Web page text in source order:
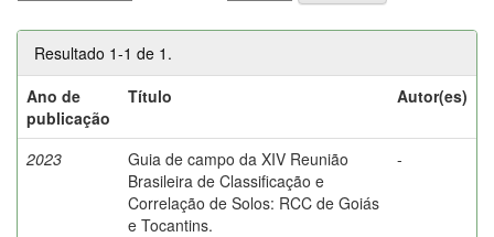
Resultado 1-1 de 1.
Ano de
publicação
Título Autor(es)
2023
Guia de campo da XIV Reunião
Brasileira de Classificação e
Correlação de Solos: RCC de Goiás
e Tocantins.
-